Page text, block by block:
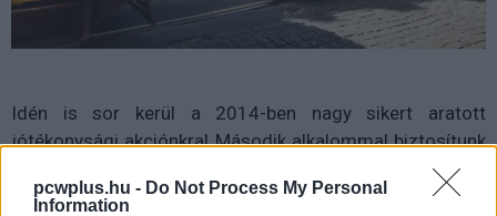
pcwplus.hu - Do Not Process My Personal
Information
Idén is sor kerül a 2014-ben nagy sikert aratott
jótékonysági akciónkra! Második alkalommal biztosítunk
helyszínt a Segítő Vásárnak, amelynek célja, hogy felhívja
a közvélemény figyelmét a fogyatékkal élő emberek